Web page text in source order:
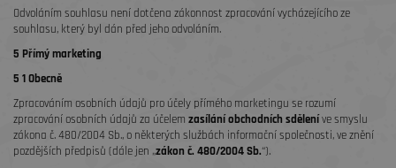
Odvoláním souhlasu není dotčena zákonnost zpracování vycházejícího ze
souhlasu, který byl dán před jeho odvoláním.
5 Přímý marketing
5 1 Obecně
Zpracováním osobních údajů pro účely přímého marketingu se rozumí
zpracování osobních údajů za účelem zasílání obchodních sděleníve smyslu
zákona č. 480/2004 Sb., o některých službách informační společnosti, ve znění
pozdějších předpisů (dále jen „zákon č. 480/2004 Sb.“).